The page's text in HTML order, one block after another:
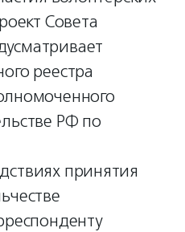
Совета
реестра
РФ по
принятия